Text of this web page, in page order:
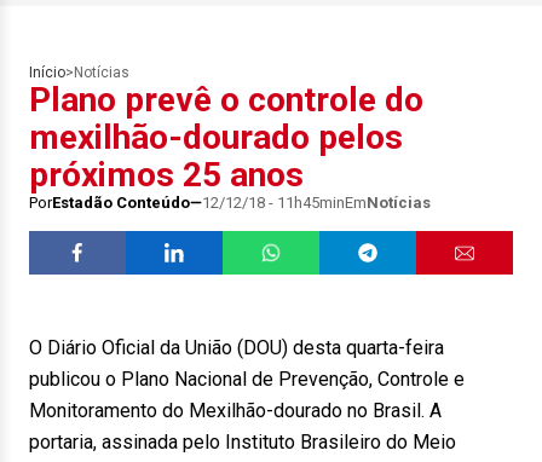
Início> Notícias
Plano prevê o controle do
mexilhão-dourado pelos
próximos 25 anos
PorEstadão Conteúdo 12/12/18 - 11h45minEmNotícias
O Diário Oficial da União (DOU) desta quarta-feira
publicou o Plano Nacional de Prevenção, Controle e
Monitoramento do Mexilhão-dourado no Brasil. A
portaria, assinada pelo Instituto Brasileiro do Meio